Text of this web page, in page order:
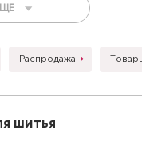
Распродажа Товары
шитья